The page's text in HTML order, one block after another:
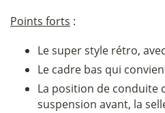
Points forts :
Le super style rétro,
Le cadre bas qui
La position de conduite
suspension avant, la